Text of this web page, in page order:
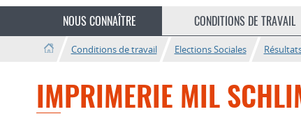
langue
NOUS CONNAÎTRE CONDITIONS DE TRAVAIL
Conditions de travail Elections Sociales
IMPRIMERIE MIL